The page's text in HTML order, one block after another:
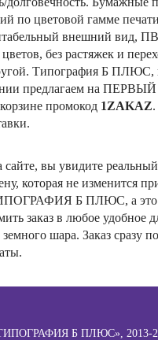
по цветовой гамме
внешний вид,
без растяжек и
Типография Б ПЛЮС,
предлагаем на ПЕРВЫЙ
промокод 1ZAKAZ
сайте, вы увидите
которая не изменится
Б ПЛЮС, а это
заказ в любое удобное
шара. Заказ сразу
Б ПЛЮС», 2013-